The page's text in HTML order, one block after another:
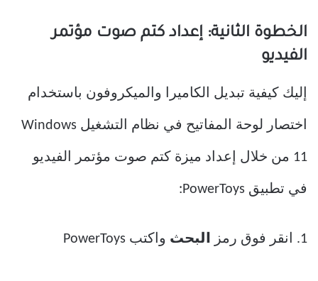
الخطوة الثانية: إعداد كتم صوت مؤتمر
الفيديو
إليك كيفية تبديل الكاميرا والميكروفون باستخدام
اختصار لوحة المفاتيح في نظام التشغيل Windows
11 من خلال إعداد ميزة كتم صوت مؤتمر الفيديو
في تطبيق PowerToys:
1. انقر فوق رمز البحث واكتب PowerToys